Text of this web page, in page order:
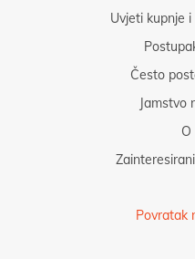
Uvjeti kupnje
Često
Jamstvo
O
Povratak